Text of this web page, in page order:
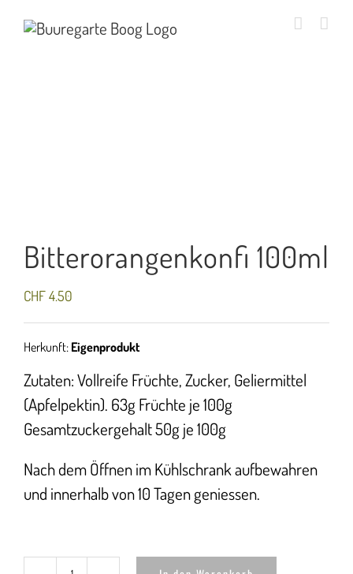
Inhalt
Bitterorangenkonfi 100ml
CHF4.50
Herkunft: Eigenprodukt
Zutaten: Vollreife Früchte, Zucker, Geliermittel
(Apfelpektin). 63g Früchte je 100g
Gesamtzuckergehalt 50g je 100g
Nach dem Öffnen im Kühlschrank aufbewahren
und innerhalb von 10 Tagen geniessen.